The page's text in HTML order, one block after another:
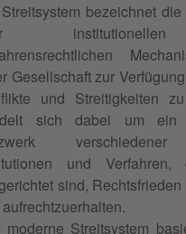
bezeichnet die
Gesellschaft zur
und Streitigkeiten
sich dabei um ein
und
sind,
moderne Streitsystem